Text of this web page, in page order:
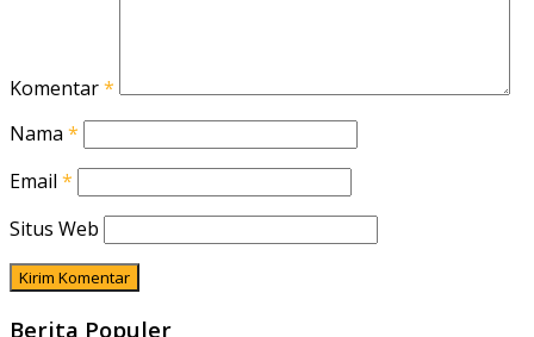
Komentar*
Nama *
Email *
Situs Web
Berita Populer